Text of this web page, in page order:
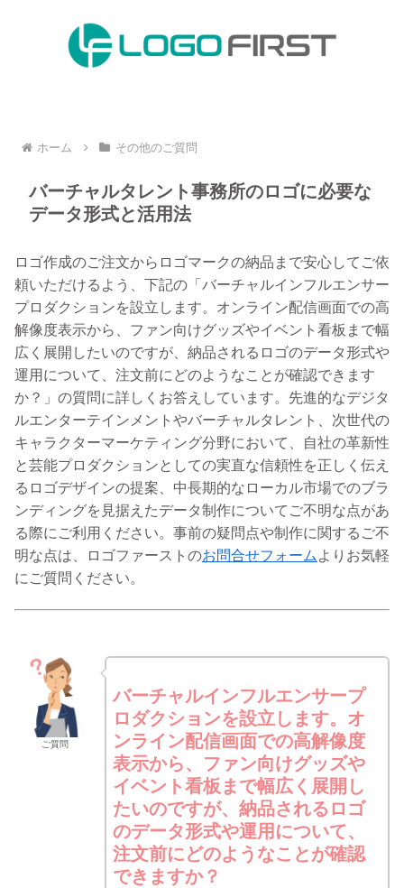
ホーム その他のご質問
バーチャルタレント事務所のロゴに必要な
データ形式と活用法
ロゴ作成のご注文からロゴマークの納品まで安心してご依
頼いただけるよう、下記の「バーチャルインフルエンサー
プロダクションを設立します。オンライン配信画面での高
解像度表示から、ファン向けグッズやイベント看板まで幅
広く展開したいのですが、納品されるロゴのデータ形式や
運用について、注文前にどのようなことが確認できます
か？」の質問に詳しくお答えしています。先進的なデジタ
ルエンターテインメントやバーチャルタレント、次世代の
キャラクターマーケティング分野において、自社の革新性
と芸能プロダクションとしての実直な信頼性を正しく伝え
るロゴデザインの提案、中長期的なローカル市場でのブラ
ンディングを見据えたデータ制作についてご不明な点があ
る際にご利用ください。事前の疑問点や制作に関するご不
明な点は、ロゴファーストのお問合せフォーム よりお気軽
にご質問ください。
ご質問
バーチャルインフルエンサープ
ロダクションを設立します。オ
ンライン配信画面での高解像度
表示から、ファン向けグッズや
イベント看板まで幅広く展開し
たいのですが、納品されるロゴ
のデータ形式や運用について、
注文前にどのようなことが確認
できますか？